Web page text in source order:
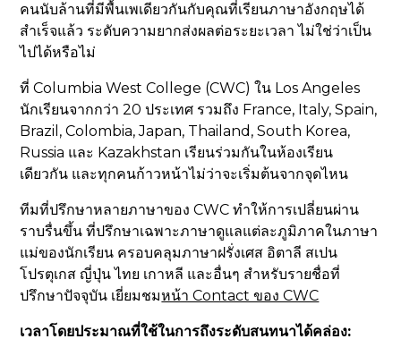
คนนับล้านที่มีพื้นเพเดียวกันกับคุณที่เรียนภาษาอังกฤษได้
สำเร็จแล้ว ระดับความยากส่งผลต่อระยะเวลา ไม่ใช่ว่าเป็น
ไปได้หรือไม่
ที่ Columbia West College (CWC) ใน Los Angeles
นักเรียนจากกว่า 20 ประเทศ รวมถึง France, Italy, Spain,
Brazil, Colombia, Japan, Thailand, South Korea,
Russia และ Kazakhstan เรียนร่วมกันในห้องเรียน
เดียวกัน และทุกคนก้าวหน้าไม่ว่าจะเริ่มต้นจากจุดไหน
ทีมที่ปรึกษาหลายภาษาของ CWC ทำให้การเปลี่ยนผ่าน
ราบรื่นขึ้น ที่ปรึกษาเฉพาะภาษาดูแลแต่ละภูมิภาคในภาษา
แม่ของนักเรียน ครอบคลุมภาษาฝรั่งเศส อิตาลี สเปน
โปรตุเกส ญี่ปุ่น ไทย เกาหลี และอื่นๆ สำหรับรายชื่อที่
ปรึกษาปัจจุบัน เยี่ยมชมหน้า Contact ของ CWC
เวลาโดยประมาณที่ใช้ในการถึงระดับสนทนาได้คล่อง: